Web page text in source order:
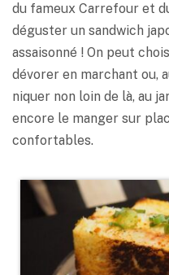
du fameux Carrefour et
déguster un sandwich
assaisonné ! On peut
dévorer en marchant ou,
niquer non loin de là, au
encore le manger sur
confortables.